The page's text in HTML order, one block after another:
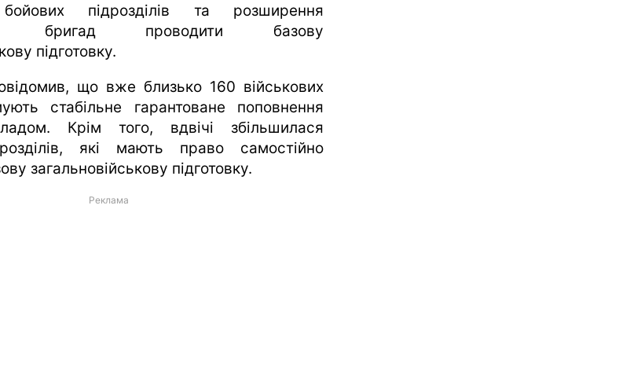
підрозділів та розширення
бригад проводити базову
підготовку.
що вже близько 160 військових
стабільне гарантоване поповнення
Крім того, вдвічі збільшилася
які мають право самостійно
загальновійськову підготовку.
Реклама